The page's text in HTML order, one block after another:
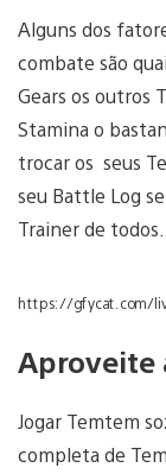
Alguns dos
combate são
Gears os outros
Stamina o
trocar os seus
seu Battle Log
Trainer de todos.
https://gfycat.com/
Aproveite
Jogar Temtem
completa de